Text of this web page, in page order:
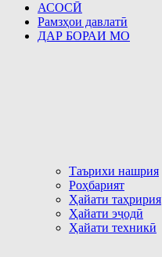
АСОСӢ
Рамзҳои давлатӣ
ДАР БОРАИ МО
Таърихи нашрия
Роҳбарият
Ҳайати таҳририя
Ҳайати эҷодӣ
Ҳайати техникӣ